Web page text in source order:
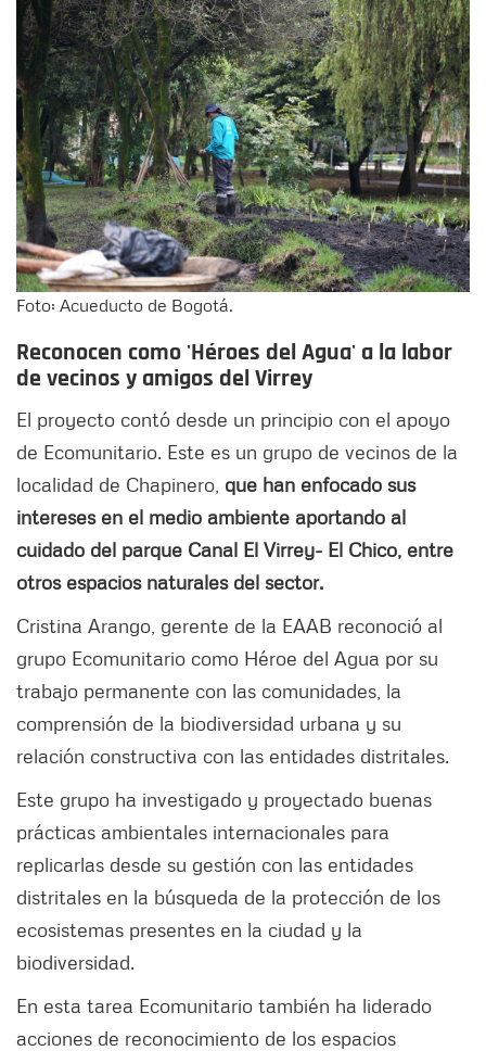
Foto: Acueducto de Bogotá.
Reconocen como 'Héroes del Agua' a la labor
de vecinos y amigos del Virrey
El proyecto contó desde un principio con el apoyo
de Ecomunitario. Este es un grupo de vecinos de la
localidad de Chapinero, que han enfocado sus
intereses en el medio ambiente aportando al
cuidado del parque Canal El Virrey- El Chico, entre
otros espacios naturales del sector.
Cristina Arango, gerente de la EAAB reconoció al
grupo Ecomunitario como Héroe del Agua por su
trabajo permanente con las comunidades, la
comprensión de la biodiversidad urbana y su
relación constructiva con las entidades distritales.
Este grupo ha investigado y proyectado buenas
prácticas ambientales internacionales para
replicarlas desde su gestión con las entidades
distritales en la búsqueda de la protección de los
ecosistemas presentes en la ciudad y la
biodiversidad.
En esta tarea Ecomunitario también ha liderado
acciones de reconocimiento de los espacios